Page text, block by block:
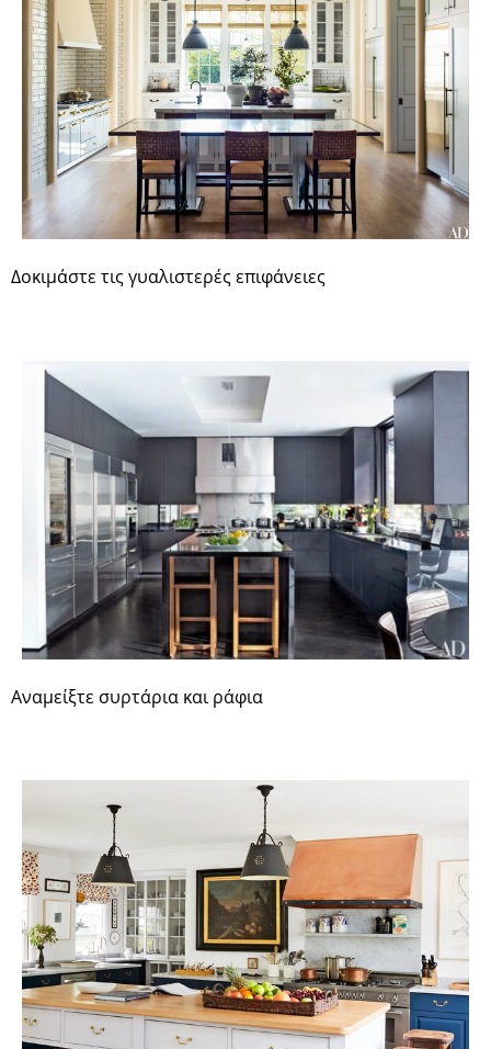
Δοκιμάστε τις γυαλιστερές επιφάνειες
Αναμείξτε συρτάρια και ράφια